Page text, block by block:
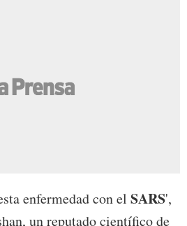
enfermedad con el SARS',
un reputado científico de